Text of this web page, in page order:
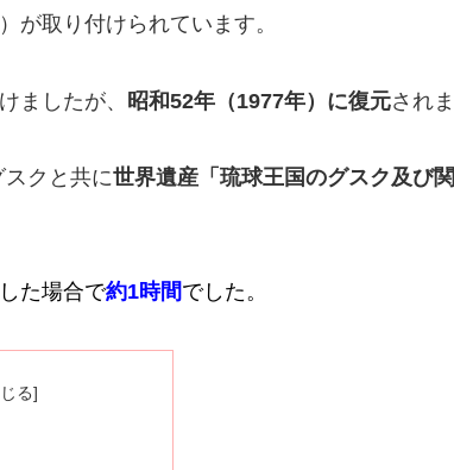
が取り付けられています。
ましたが、 昭和52年（1977年）に復元されま
クと共に世界遺産「琉球王国のグスク及び関
た場合で約1時間でした。